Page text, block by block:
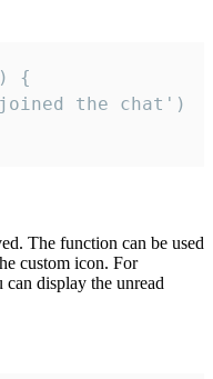
{
The function can be used
custom icon. For
display the unread